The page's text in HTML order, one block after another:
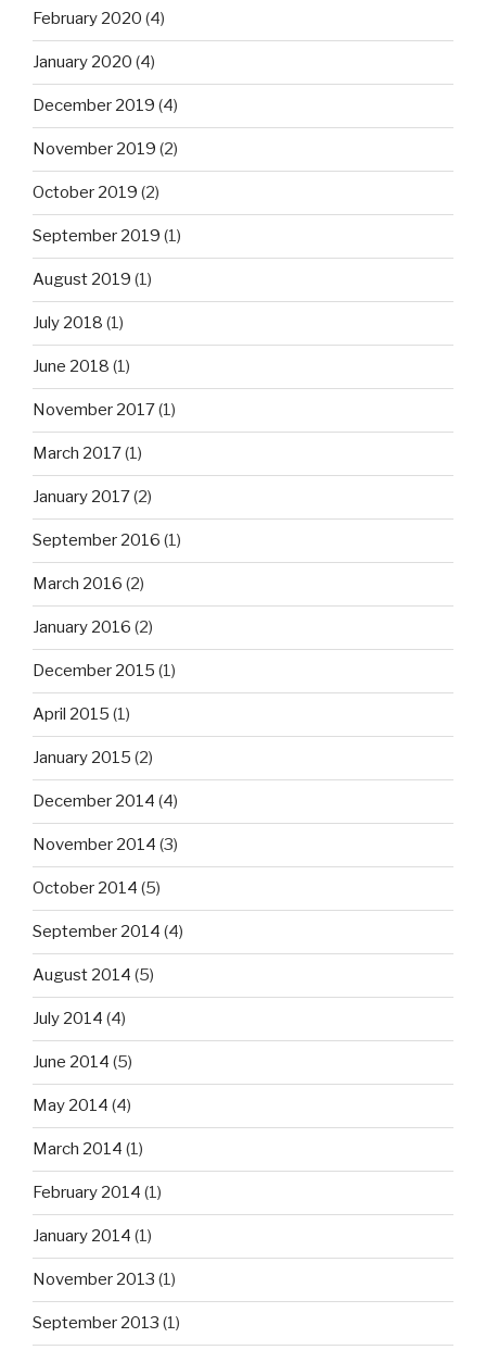
February 2020 (4)
January 2020 (4)
December 2019 (4)
November 2019 (2)
October 2019 (2)
September 2019 (1)
August 2019 (1)
July 2018 (1)
June 2018 (1)
November 2017(1)
March 2017(1)
January 2017(2)
September 2016 (1)
March 2016 (2)
January 2016 (2)
December 2015 (1)
April 2015 (1)
January 2015 (2)
December 2014 (4)
November 2014 (3)
October 2014 (5)
September 2014 (4)
August 2014 (5)
July 2014 (4)
June 2014 (5)
May 2014 (4)
March 2014 (1)
February 2014 (1)
January 2014 (1)
November 2013 (1)
September 2013 (1)